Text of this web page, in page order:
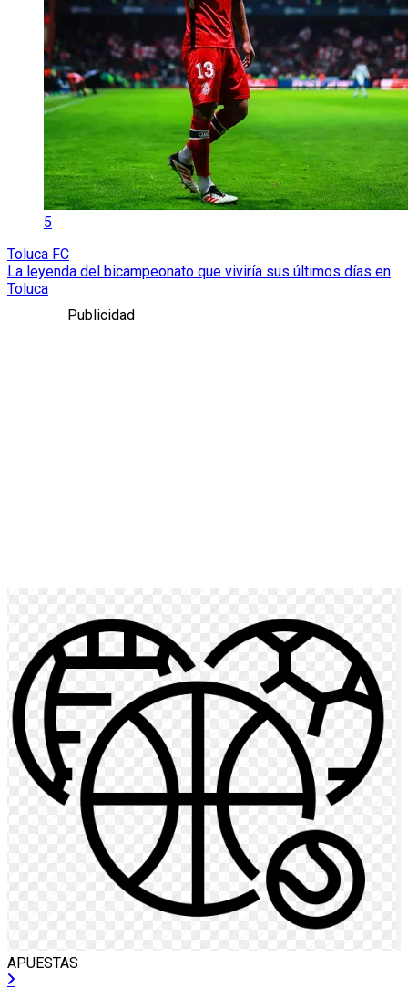
5
Toluca FC
La leyenda del bicampeonato que viviría sus últimos días en
Toluca
Publicidad
APUESTAS